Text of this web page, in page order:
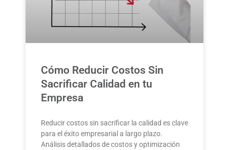
Cómo Reducir Costos Sin
Sacrificar Calidad en tu
Empresa
Reducir costos sin sacrificar la calidad es clave
para el éxito empresarial a largo plazo.
Análisis detallados de costos y optimización